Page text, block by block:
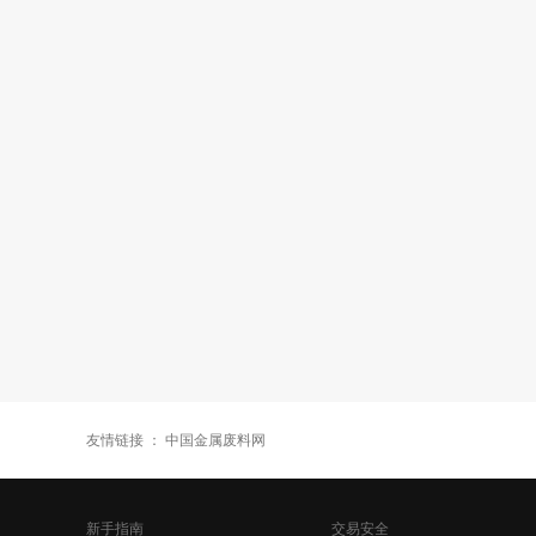
友情链接 ： 中国金属废料网
新手指南 交易安全